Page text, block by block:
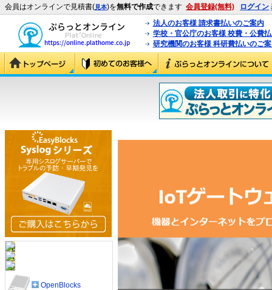
会員はオンラインで見積書(見本)を無料で作成できます 会員登録(無料) ログイン
法人のお客様 請求書払いのご案内
学校・官公庁のお客様 校費・公費
研究機関のお客様 科研費払いのご
OpenBlocks